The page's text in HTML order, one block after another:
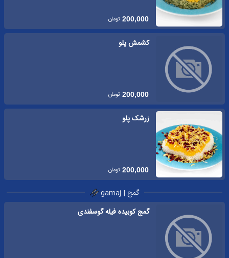
200,000 تومان
کشمش پلو
200,000 تومان
زرشک پلو
200,000 تومان
گمج | gamaj
گمج کوبیده فیله گوسفندی